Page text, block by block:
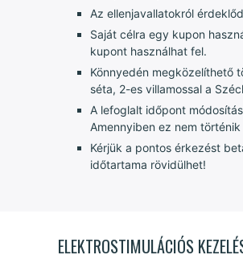
Az ellenjavallatokról
Saját célra egy kupon
kupont használhat fel.
Könnyedén megközelíthető
séta, 2-es villamossal a
A lefoglalt időpont
Amennyiben ez nem
Kérjük a pontos érkezést
időtartama rövidülhet!
ELEKTROSTIMULÁCIÓS